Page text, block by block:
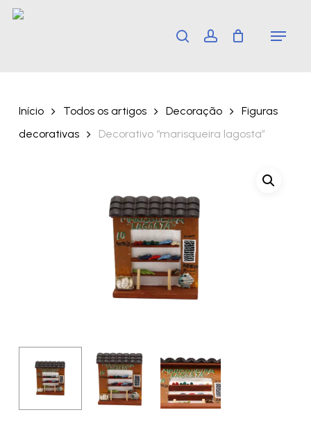
Skip
search account Menu
Início Todos os artigos Decoração
Figuras
decorativas
Decorativo “marisqueira lagosta”